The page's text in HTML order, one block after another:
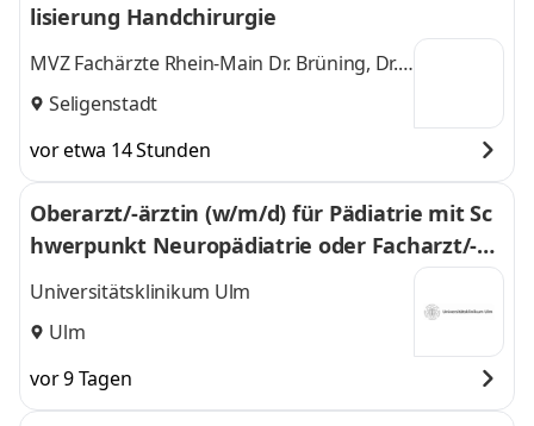
lisierung Handchirurgie
MVZ Fachärzte Rhein-Main Dr. Brüning, Dr.
Arkan und Kollegen
Seligenstadt
vor etwa 14 Stunden
Oberarzt/-ärztin (w/m/d) für Pädiatrie mit Sc
hwerpunkt Neuropädiatrie oder Facharzt/-är
ztin (w/m/d) in fortgeschrittener Weiterbildu
Universitätsklinikum Ulm
Ulm
vor 9 Tagen